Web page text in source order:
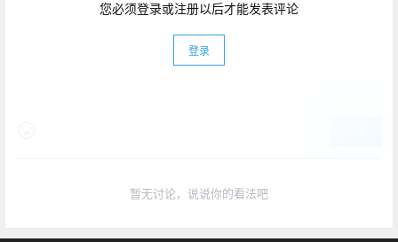
您必须登录或注册以后才能发表评论
登录
暂无讨论，说说你的看法吧